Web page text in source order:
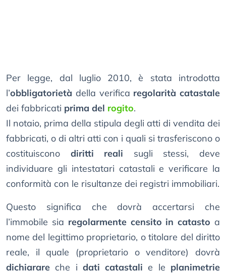
Per legge, dal luglio 2010, è stata introdotta
l’obbligatorietà della verifica regolarità catastale
dei fabbricati prima del rogito.
Il notaio, prima della stipula degli atti di vendita dei
fabbricati, o di altri atti con i quali si trasferiscono o
costituiscono diritti reali sugli stessi, deve
individuare gli intestatari catastali e verificare la
conformità con le risultanze dei registri immobiliari.
Questo significa che dovrà accertarsi che
l’immobile sia regolarmente censito in catasto a
nome del legittimo proprietario, o titolare del diritto
reale, il quale (proprietario o venditore) dovrà
dichiarare che i dati catastali e le planimetrie